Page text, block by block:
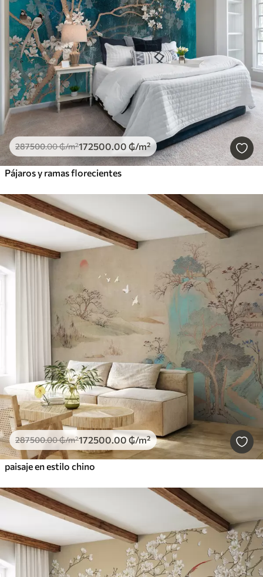
287500.00₲/m²172500.00 ₲/m²
Pájaros y ramas florecientes
287500.00₲/m²172500.00 ₲/m²
paisaje en estilo chino